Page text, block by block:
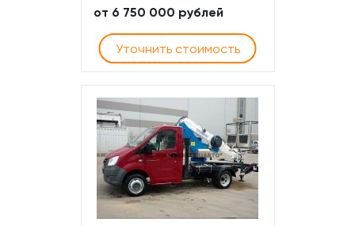
от 6 750 000 рублей
Уточнить стоимость